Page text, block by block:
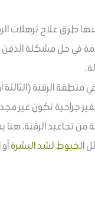
علاج ترهلات
في حل مشكلة الذقن
الرقبة (الثالثة
جراحية تكون غير
من تجاعيد الرقبة،
الخيوط لشد البشرة